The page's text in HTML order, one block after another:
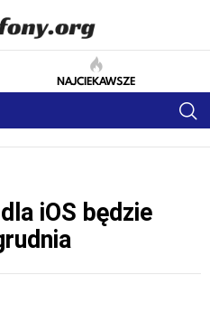
NAJCIEKAWSZE
iOS będzie